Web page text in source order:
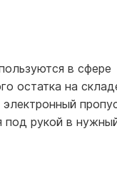
в сфере
остатка на
под рукой в